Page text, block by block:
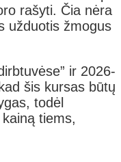
rašyti. Čia nėra
užduotis žmogus
ir 2026-
šis kursas būtų
todėl
tiems,